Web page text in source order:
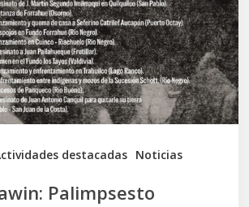
destacadas Noticias
Palimpsesto